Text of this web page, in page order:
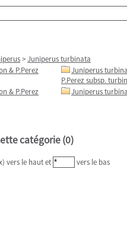
>Juniperus turbinata
& P.Perez
Juniperus
P.Perez subsp.
& P.Perez
Juniperus
catégorie (0)
vers le haut et vers le bas